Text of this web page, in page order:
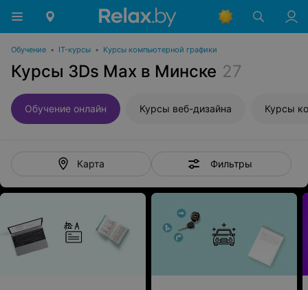
Обучение • IT-курсы • Курсы компьютерной графики
Курсы 3Ds Max в Минске 27
Обучение онлайн Курсы веб-дизайна
Карта Фильтры